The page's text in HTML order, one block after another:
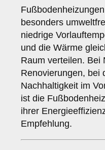
besonders
niedrige
und die Wärme
Raum verteilen. Bei
Renovierungen, bei
Nachhaltigkeit im
ist die
ihrer
Empfehlung.